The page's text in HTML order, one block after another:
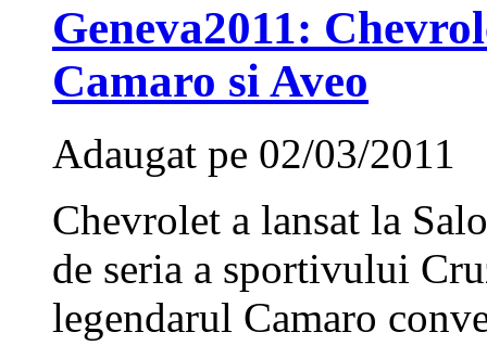
Geneva2011:
Camaro si Aveo
Adaugat pe 02/03/2011
Chevrolet a lansat la
de seria a sportivului
legendarul Camaro